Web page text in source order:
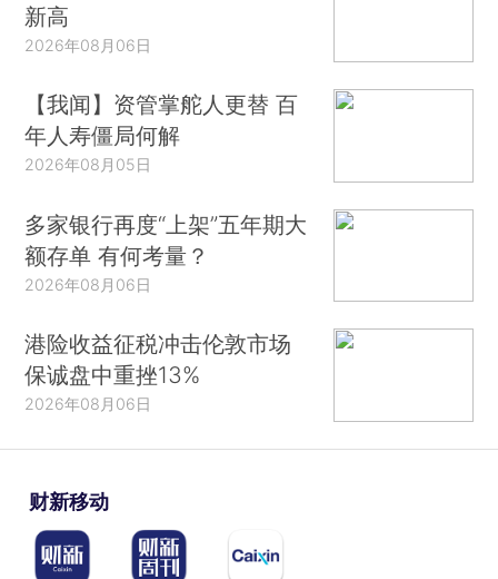
新高
2026年08月06日
【我闻】资管掌舵人更替 百
年人寿僵局何解
2026年08月05日
多家银行再度“上架”五年期大
额存单 有何考量？
2026年08月06日
港险收益征税冲击伦敦市场
保诚盘中重挫13%
2026年08月06日
财新移动